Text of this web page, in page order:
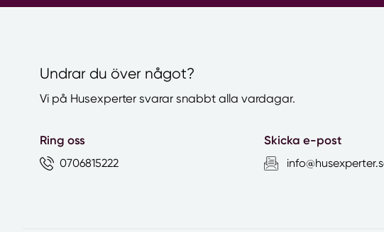
Undrar du över något?
Vi på Husexperter svarar snabbt alla vardagar.
Ring oss
0706815222
Skicka e-post